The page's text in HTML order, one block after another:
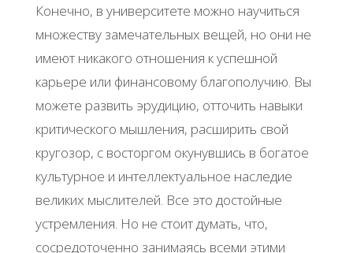
Конечно, в университете можно научиться
множеству замечательных вещей, но они не
имеют никакого отношения к успешной
карьере или финансовому благополучию. Вы
можете развить эрудицию, отточить навыки
критического мышления, расширить свой
кругозор, c восторгом окунувшись в богатое
культурное и интеллектуальное наследие
великих мыслителей. Все это достойные
устремления. Но не стоит думать, что,
сосредоточенно занимаясь всеми этими